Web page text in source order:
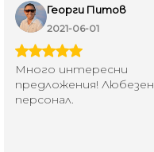
Георги Питов
2021-06-01
Много интересни
предложения! Любезен
персонал.